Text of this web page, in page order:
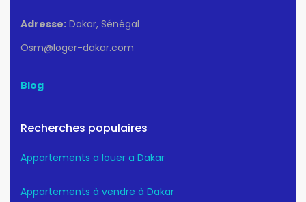
Adresse: Dakar, Sénégal
Osm@loger-dakar.com
Blog
Recherches populaires
Appartements a louer a Dakar
Appartements à vendre à Dakar